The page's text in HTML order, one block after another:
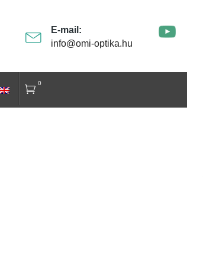
E-mail:
info@omi-optika.hu
0